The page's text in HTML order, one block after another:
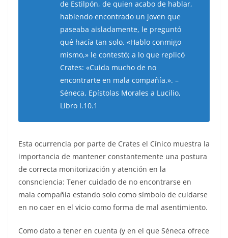
de Estilpón, de quien acabo de hablar,
habiendo encontrado un joven que
paseaba aisladamente, le preguntó
qué hacía tan solo. «Hablo conmigo
mismo,» le contestó; a lo que replicó
Crates: «Cuida mucho de no
encontrarte en mala compañía.». –
Séneca, Epístolas Morales a Lucilio,
Libro I.10.1
Esta ocurrencia por parte de Crates el Cínico muestra la
importancia de mantener constantemente una postura
de correcta monitorización y atención en la
consnciencia: Tener cuidado de no encontrarse en
mala compañía estando solo como símbolo de cuidarse
en no caer en el vicio como forma de mal asentimiento.
Como dato a tener en cuenta (y en el que Séneca ofrece